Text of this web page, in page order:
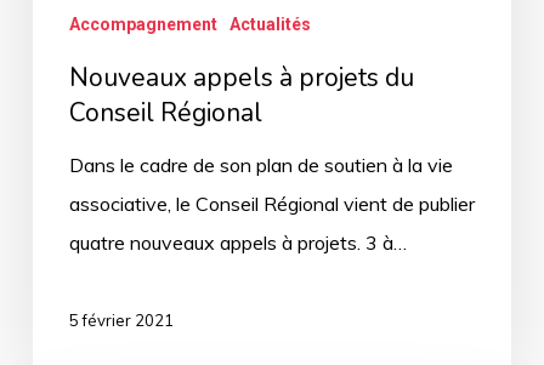
RégionalAccompagnement Actualités
Nouveaux appels à projets du
Conseil Régional
Dans le cadre de son plan de soutien à la vie
associative, le Conseil Régional vient de publier
quatre nouveaux appels à projets. 3 à…
5 février 2021